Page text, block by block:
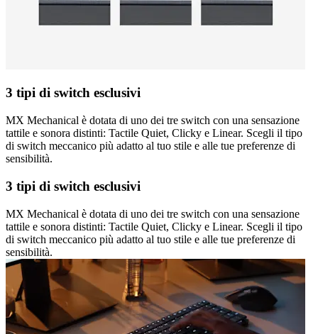
3 tipi di switch esclusivi
MX Mechanical è dotata di uno dei tre switch con una sensazione
tattile e sonora distinti: Tactile Quiet, Clicky e Linear. Scegli il tipo
di switch meccanico più adatto al tuo stile e alle tue preferenze di
sensibilità.
3 tipi di switch esclusivi
MX Mechanical è dotata di uno dei tre switch con una sensazione
tattile e sonora distinti: Tactile Quiet, Clicky e Linear. Scegli il tipo
di switch meccanico più adatto al tuo stile e alle tue preferenze di
sensibilità.